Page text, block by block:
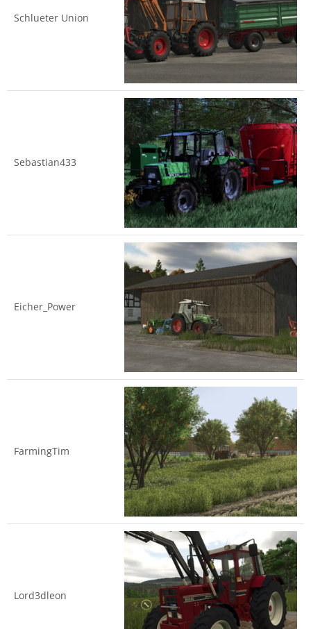
Schlueter Union
Sebastian433
Eicher_Power
FarmingTim
Lord3dleon